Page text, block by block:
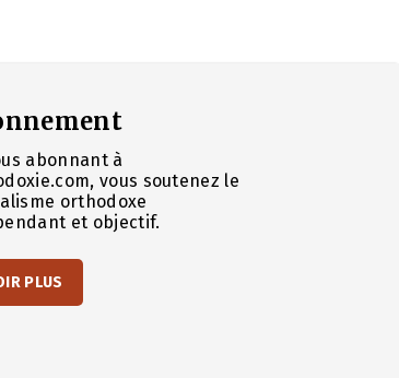
abonnant à
vous soutenez le
orthodoxe
et objectif.
PLUS